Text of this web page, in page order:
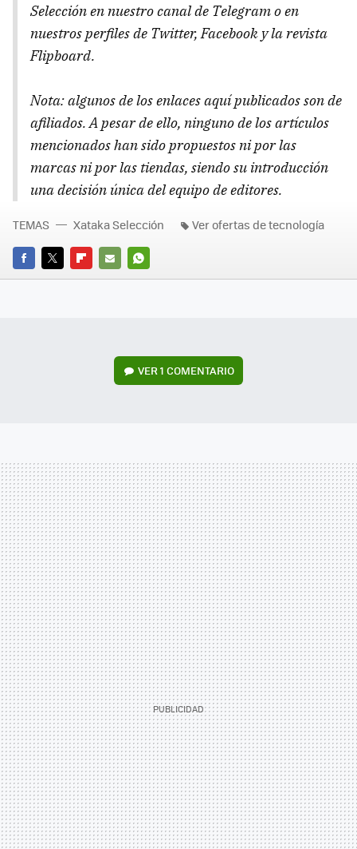
Selección en nuestro canal de Telegram o en
nuestros perfiles de Twitter, Facebook y la revista
Flipboard.
Nota: algunos de los enlaces aquí publicados son de
afiliados. A pesar de ello, ninguno de los artículos
mencionados han sido propuestos ni por las
marcas ni por las tiendas, siendo su introducción
una decisión única del equipo de editores.
FACEBOOK
TWITTERFLIPBOARD
E-
WHATSAPP
TEMAS Xataka Selección Ver ofertas de tecnología
VER1 COMENTARIO